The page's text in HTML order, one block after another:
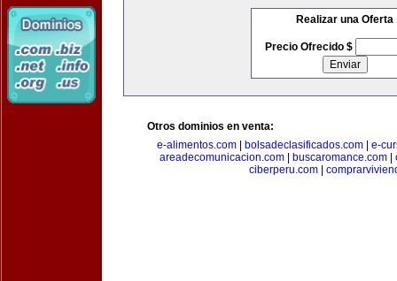
Realizar una Oferta
Precio Ofrecido $
Otros dominios en venta:
e-alimentos.com| bolsadeclasificados.com| e-
areadecomunicacion.com| buscaromance.com|
ciberperu.com